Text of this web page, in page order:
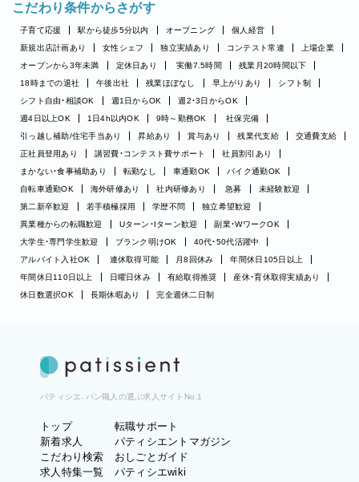
こだわり条件からさがす
子育て応援 駅から徒歩5分以内 オープニング
個人経営
新規出店計画あり
女性シェフ 独立実績あり コンテスト常連
上場企業
オープンから3年未満
定休日あり 実働7.5時間
残業月20時間以下
18時までの退社
午後出社 残業ほぼなし 早上がりあり
シフト制
シフト自由・相談OK
週1日からOK
週2・3日からOK
週4日以上OK
1日4h以内OK 9時～勤務OK
社保完備
引っ越し補助/住宅手当あり
昇給あり 賞与あり 残業代支給
交通費支給
正社員登用あり
講習費・コンテスト費サポート
社員割引あり
まかない・食事補助あり
転勤なし 車通勤OK
バイク通勤OK
自転車通勤OK
海外研修あり 社内研修あり 急募
未経験歓迎
第二新卒歓迎
若手積極採用 学歴不問
独立希望歓迎
異業種からの転職歓迎
Uターン・Iターン歓迎
副業・WワークOK
大学生・専門学生歓迎
ブランク明けOK
40代・50代活躍中
アルバイト入社OK
連休取得可能 月8回休み
年間休日105日以上
年間休日110日以上
日曜日休み 有給取得推奨
産休・育休取得実績あり
休日数選択OK
長期休暇あり 完全週休二日制
パティシエ、パン職人の選ぶ求人サイトNo.1
トップ
新着求人
こだわり検索
求人特集一覧
転職サポート
パティシエントマガジン
おしごとガイド
パティシエwiki